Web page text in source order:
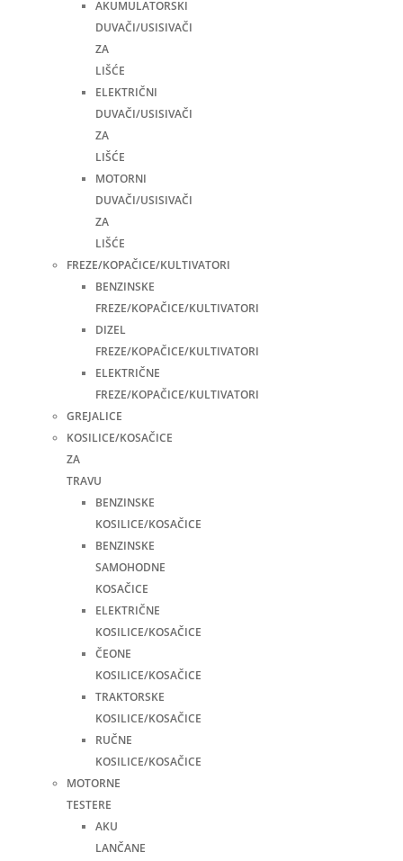
AKUMULATORSKI
DUVAČI/USISIVAČI
ZA
LIŠĆE
ELEKTRIČNI
DUVAČI/USISIVAČI
ZA
LIŠĆE
MOTORNI
DUVAČI/USISIVAČI
ZA
LIŠĆE
FREZE/KOPAČICE/KULTIVATORI
BENZINSKE
FREZE/KOPAČICE/KULTIVATORI
DIZEL
FREZE/KOPAČICE/KULTIVATORI
ELEKTRIČNE
FREZE/KOPAČICE/KULTIVATORI
GREJALICE
KOSILICE/KOSAČICE
ZA
TRAVU
BENZINSKE
KOSILICE/KOSAČICE
BENZINSKE
SAMOHODNE
KOSAČICE
ELEKTRIČNE
KOSILICE/KOSAČICE
ČEONE
KOSILICE/KOSAČICE
TRAKTORSKE
KOSILICE/KOSAČICE
RUČNE
KOSILICE/KOSAČICE
MOTORNE
TESTERE
AKU
LANČANE